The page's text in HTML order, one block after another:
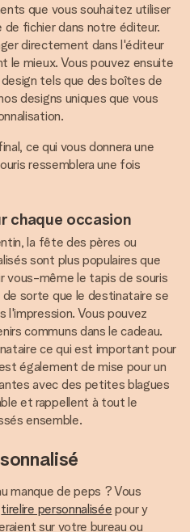
que vous souhaitez utiliser
fichier dans notre éditeur.
directement dans l'éditeur
le mieux. Vous pouvez ensuite
tels que des boîtes de
designs uniques que vous
ce qui vous donnera une
ressemblera une fois
chaque occasion
la fête des pères ou
sont plus populaires que
vous-même le tapis de souris
sorte que le destinataire se
l'impression. Vous pouvez
communs dans le cadeau.
ce qui est important pour
également de mise pour un
avec des petites blagues
et rappellent à tout le
ensemble.
manque de peps ? Vous
tirelire personnalisée pour y
sur votre bureau ou